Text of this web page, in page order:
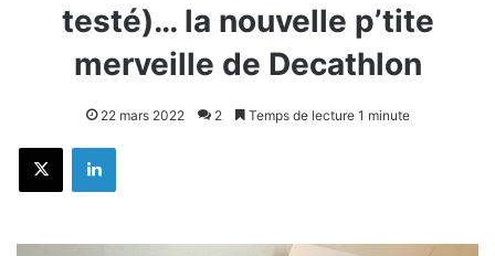
testé)… la nouvelle p’tite
merveille de Decathlon
22 mars 2022 2 Temps de lecture 1 minute
X Linkedin